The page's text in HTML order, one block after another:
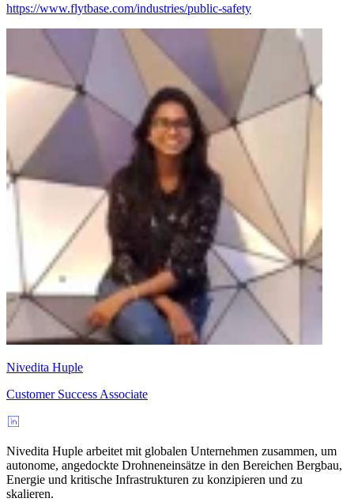
https://www.flytbase.com/industries/public-safety
Nivedita Huple
Customer Success Associate
Nivedita Huple arbeitet mit globalen Unternehmen zusammen, um
autonome, angedockte Drohneneinsätze in den Bereichen Bergbau,
Energie und kritische Infrastrukturen zu konzipieren und zu
skalieren.